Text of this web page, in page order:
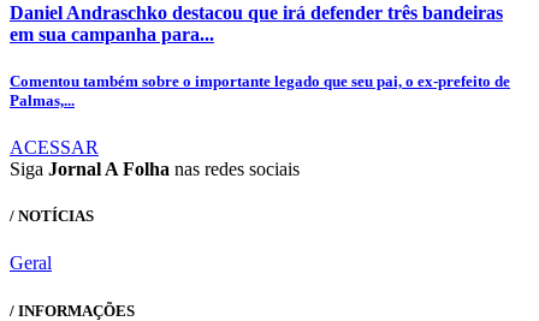
Daniel Andraschko destacou que irá defender três bandeiras
em sua campanha para...
Comentou também sobre o importante legado que seu pai, o ex-prefeito de
Palmas,...
ACESSAR
Siga Jornal A Folha nas redes sociais
/ NOTÍCIAS
Geral
/ INFORMAÇÕES